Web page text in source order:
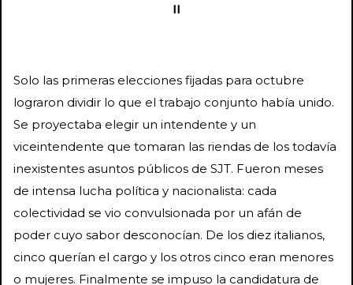
II
Solo las primeras elecciones fijadas para octubre
lograron dividir lo que el trabajo conjunto había unido.
Se proyectaba elegir un intendente y un
viceintendente que tomaran las riendas de los todavía
inexistentes asuntos públicos de SJT. Fueron meses
de intensa lucha política y nacionalista: cada
colectividad se vio convulsionada por un afán de
poder cuyo sabor desconocían. De los diez italianos,
cinco querían el cargo y los otros cinco eran menores
o mujeres. Finalmente se impuso la candidatura de